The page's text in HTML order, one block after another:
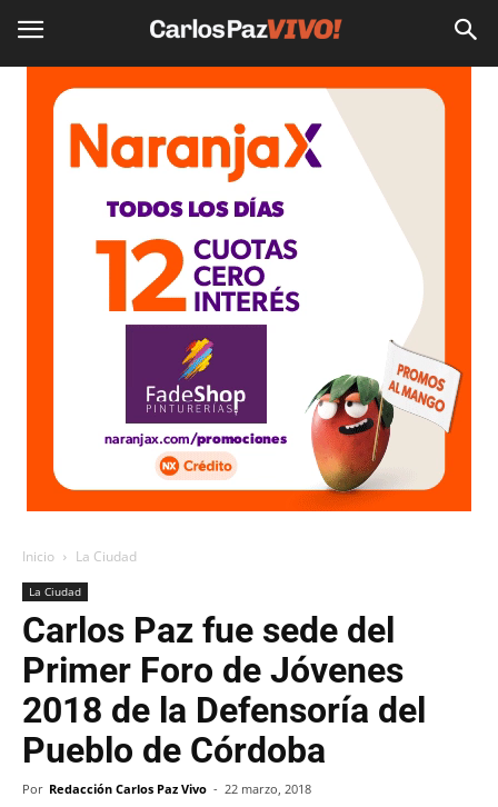
Inicio La Ciudad
La Ciudad
Carlos Paz fue sede del
Primer Foro de Jóvenes
2018 de la Defensoría del
Pueblo de Córdoba
Por Redacción Carlos Paz Vivo - 22 marzo, 2018